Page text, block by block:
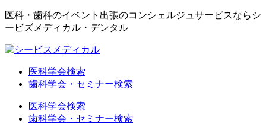
医科・歯科のイベント出張のコンシェルジュサービスならシ
ービズメディカル・デンタル
医科学会検索
歯科学会・セミナー検索
医科学会検索
歯科学会・セミナー検索